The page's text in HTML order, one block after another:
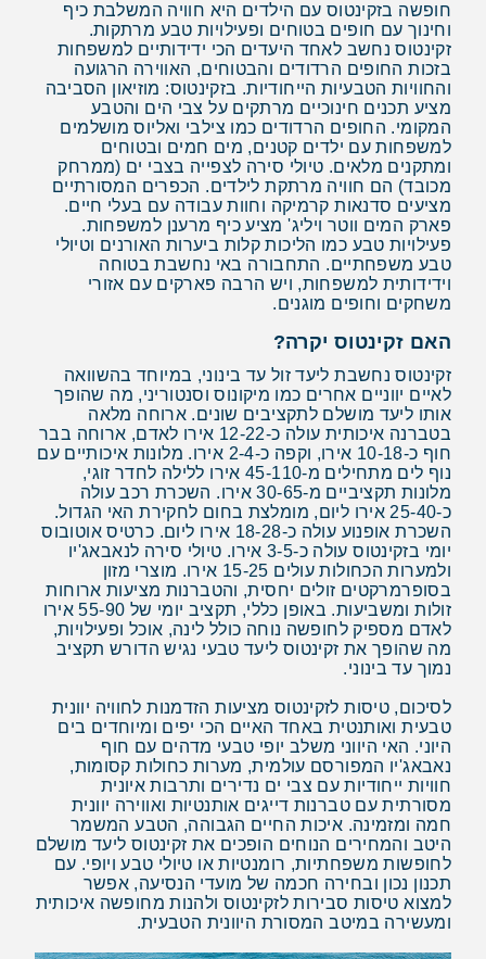
חופשה בזקינטוס עם הילדים היא חוויה המשלבת כיף
וחינוך עם חופים בטוחים ופעילויות טבע מרתקות.
זקינטוס נחשב לאחד היעדים הכי ידידותיים למשפחות
בזכות החופים הרדודים והבטוחים, האווירה הרגועה
והחוויות הטבעיות הייחודיות. בזקינטוס: מוזיאון הסביבה
מציע תכנים חינוכיים מרתקים על צבי הים והטבע
המקומי. החופים הרדודים כמו צילבי ואליוס מושלמים
למשפחות עם ילדים קטנים, מים חמים ובטוחים
ומתקנים מלאים. טיולי סירה לצפייה בצבי ים (ממרחק
מכובד) הם חוויה מרתקת לילדים. הכפרים המסורתיים
מציעים סדנאות קרמיקה וחוות עבודה עם בעלי חיים.
פארק המים ווטר ויליג' מציע כיף מרענן למשפחות.
פעילויות טבע כמו הליכות קלות ביערות האורנים וטיולי
טבע משפחתיים. התחבורה באי נחשבת בטוחה
וידידותית למשפחות, ויש הרבה פארקים עם אזורי
משחקים וחופים מוגנים.
האם זקינטוס יקרה?
זקינטוס נחשבת ליעד זול עד בינוני, במיוחד בהשוואה
לאיים יווניים אחרים כמו מיקונוס וסנטוריני, מה שהופך
אותו ליעד מושלם לתקציבים שונים. ארוחה מלאה
בטברנה איכותית עולה כ-12-22 אירו לאדם, ארוחה בבר
חוף כ-10-18 אירו, וקפה כ-2-4 אירו. מלונות איכותיים עם
נוף לים מתחילים מ-45-110 אירו ללילה לחדר זוגי,
מלונות תקציביים מ-30-65 אירו. השכרת רכב עולה
כ-25-40 אירו ליום, מומלצת בחום לחקירת האי הגדול.
השכרת אופנוע עולה כ-18-28 אירו ליום. כרטיס אוטובוס
יומי בזקינטוס עולה כ-3-5 אירו. טיולי סירה לנאבאג'יו
ולמערות הכחולות עולים 15-25 אירו. מוצרי מזון
בסופרמרקטים זולים יחסית, והטברנות מציעות ארוחות
זולות ומשביעות. באופן כללי, תקציב יומי של 55-90 אירו
לאדם מספיק לחופשה נוחה כולל לינה, אוכל ופעילויות,
מה שהופך את זקינטוס ליעד טבעי נגיש הדורש תקציב
נמוך עד בינוני.
לסיכום, טיסות לזקינטוס מציעות הזדמנות לחוויה יוונית
טבעית ואותנטית באחד האיים הכי יפים ומיוחדים בים
היוני. האי היווני משלב יופי טבעי מדהים עם חוף
נאבאג'יו המפורסם עולמית, מערות כחולות קסומות,
חוויות ייחודיות עם צבי ים נדירים ותרבות איונית
מסורתית עם טברנות דייגים אותנטיות ואווירה יוונית
חמה ומזמינה. איכות החיים הגבוהה, הטבע המשמר
היטב והמחירים הנוחים הופכים את זקינטוס ליעד מושלם
לחופשות משפחתיות, רומנטיות או טיולי טבע ויופי. עם
תכנון נכון ובחירה חכמה של מועדי הנסיעה, אפשר
למצוא טיסות סבירות לזקינטוס ולהנות מחופשה איכותית
ומעשירה במיטב המסורת היוונית הטבעית.